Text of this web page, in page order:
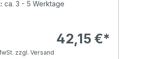
ca. 3 - 5 Werktage
42,15 €*
zzgl. Versand